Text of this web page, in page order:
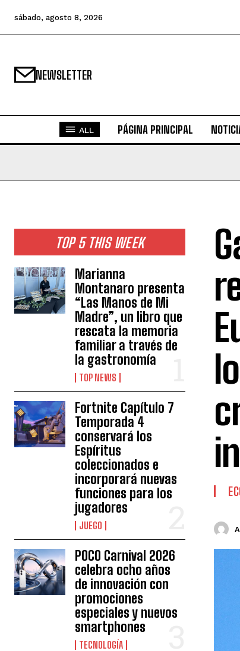
sábado, agosto 8, 2026
NEWSLETTER
ALL PÁGINA PRINCIPAL
TOP 5 THIS WEEK
Marianna
Montanaro presenta
“Las Manos de Mi
Madre”, un libro que
rescata la memoria
familiar a través de
la gastronomía
TOP NEWS
Fortnite Capítulo 7
Temporada 4
conservará los
Espíritus
coleccionados e
incorporará nuevas
funciones para los
jugadores
JUEGO
POCO Carnival 2026
celebra ocho años
de innovación con
promociones
especiales y nuevos
smartphones
TECNOLOGÍA